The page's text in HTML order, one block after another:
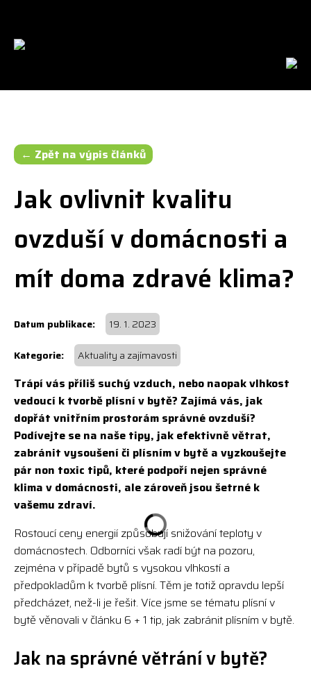
← Zpět na výpis článků
Jak ovlivnit kvalitu
ovzduší v domácnosti a
mít doma zdravé klima?
19. 1. 2023
Aktuality a zajímavosti
Trápí vás příliš suchý vzduch, nebo naopak vlhkost
vedoucí k tvorbě plísní v bytě? Zajímá vás, jak
dopřát vnitřním prostorám správné ovzduší?
Podívejte se na naše tipy, jak efektivně větrat,
zabránit vysoušení či plísním v bytě a vyzkoušejte
pár non toxic tipů, které podpoří nejen správné
klima v domácnosti, ale zároveň jsou šetrné k
vašemu zdraví.
Rostoucí ceny energií způsobují snižování teploty v
domácnostech. Odborníci však radí být na pozoru,
zejména v případě bytů s vysokou vlhkostí a
předpokladům k tvorbě plísní. Těm je totiž opravdu lepší
předcházet, než-li je řešit. Více jsme se tématu plísní v
bytě věnovali v článku 6 + 1 tip, jak zabránit plísním v bytě.
Jak na správné větrání v bytě?